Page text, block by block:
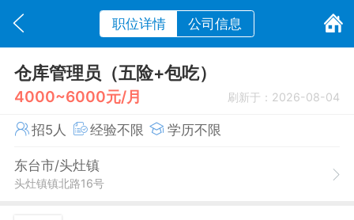
职位详情 公司信息
仓库管理员（五险+包吃）
4000~6000元/月 刷新于：2026-08-04
招5人 经验不限 学历不限
东台市/头灶镇
头灶镇镇北路16号